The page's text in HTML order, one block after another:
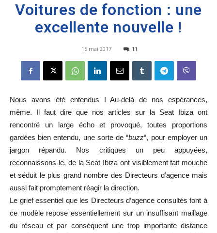
Voitures de fonction : une
excellente nouvelle !
15 mai 2017 11
Nous avons été entendus ! Au-delà de nos espérances,
même. Il faut dire que nos articles sur la Seat Ibiza ont
rencontré un large écho et provoqué, toutes proportions
gardées bien entendu, une sorte de “buzz“, pour employer un
jargon répandu. Nos critiques un peu appuyées,
reconnaissons-le, de la Seat Ibiza ont visiblement fait mouche
et séduit le plus grand nombre des Directeurs d’agence mais
aussi fait promptement réagir la direction.
Le grief essentiel que les Directeurs d’agence consultés font à
ce modèle repose essentiellement sur un insuffisant maillage
du réseau et par conséquent une trop importante distance